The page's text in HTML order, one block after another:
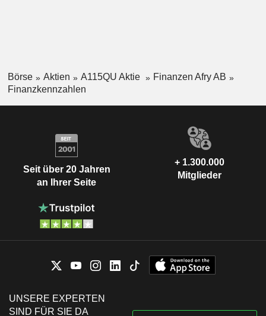
Börse Aktien A115QU Aktie
Finanzen Afry AB
Finanzkennzahlen
Seit über 20 Jahren
an Ihrer Seite
+ 1.300.000
Mitglieder
UNSERE EXPERTEN
SIND FÜR SIE DA